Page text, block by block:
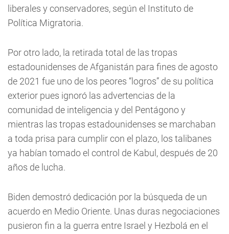
liberales y conservadores, según el Instituto de
Política Migratoria.
Por otro lado, la retirada total de las tropas
estadounidenses de Afganistán para fines de agosto
de 2021 fue uno de los peores “logros” de su política
exterior pues ignoró las advertencias de la
comunidad de inteligencia y del Pentágono y
mientras las tropas estadounidenses se marchaban
a toda prisa para cumplir con el plazo, los talibanes
ya habían tomado el control de Kabul, después de 20
años de lucha.
Biden demostró dedicación por la búsqueda de un
acuerdo en Medio Oriente. Unas duras negociaciones
pusieron fin a la guerra entre Israel y Hezbolá en el